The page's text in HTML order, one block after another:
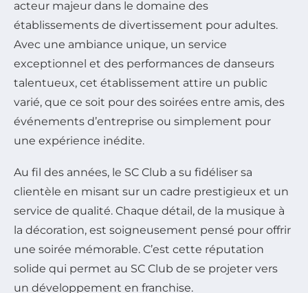
acteur majeur dans le domaine des
établissements de divertissement pour adultes.
Avec une ambiance unique, un service
exceptionnel et des performances de danseurs
talentueux, cet établissement attire un public
varié, que ce soit pour des soirées entre amis, des
événements d’entreprise ou simplement pour
une expérience inédite.
Au fil des années, le SC Club a su fidéliser sa
clientèle en misant sur un cadre prestigieux et un
service de qualité. Chaque détail, de la musique à
la décoration, est soigneusement pensé pour offrir
une soirée mémorable. C’est cette réputation
solide qui permet au SC Club de se projeter vers
un développement en franchise.